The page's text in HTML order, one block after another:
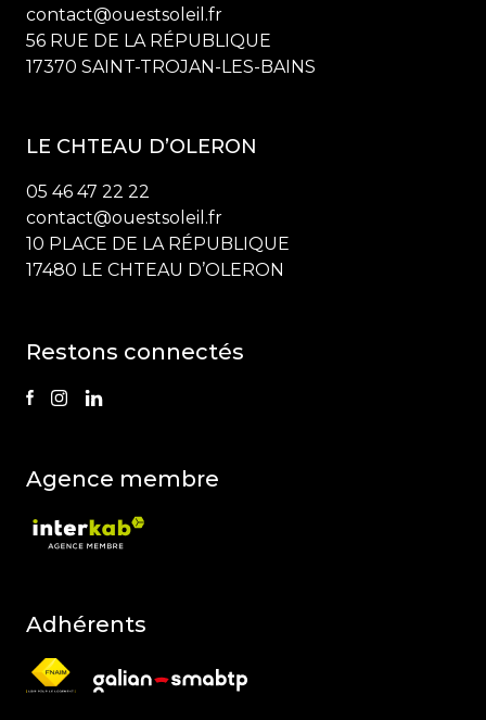
contact@ouestsoleil.fr
56 RUE DE LA RÉPUBLIQUE
17370 SAINT-TROJAN-LES-BAINS
LE CHTEAU D’OLERON
05 46 47 22 22
contact@ouestsoleil.fr
10 PLACE DE LA RÉPUBLIQUE
17480 LE CHTEAU D’OLERON
Restons connectés
Agence membre
Adhérents